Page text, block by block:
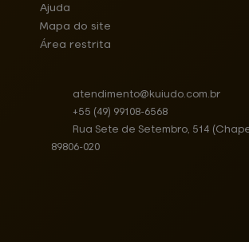
Ajuda
Mapa do site
Área restrita
atendimento@ kuiudo.com.br
+55 (49) 99108-6568
Rua Sete de Setembro, 514
89806-020